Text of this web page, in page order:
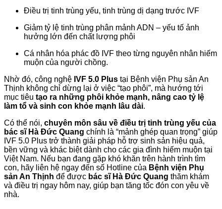
Điều trị tinh trùng yếu, tinh trùng dị dạng trước IVF
Giảm tỷ lệ tinh trùng phân mảnh ADN – yếu tố ảnh
hưởng lớn đến chất lượng phôi
Cá nhân hóa phác đồ IVF theo từng nguyên nhân hiếm
muộn của người chồng.
Nhờ đó, công nghệ IVF 5.0 Plus tại Bệnh viện Phụ sản An
Thịnh không chỉ dừng lại ở việc “tạo phôi”, mà hướng tới
mục tiêu tạo ra những phôi khỏe mạnh, nâng cao tỷ lệ
làm tổ và sinh con khỏe mạnh lâu dài.
Có thể nói, chuyên môn sâu về điều trị tinh trùng yếu của
bác sĩ Hà Đức Quang chính là “mảnh ghép quan trọng” giúp
IVF 5.0 Plus trở thành giải pháp hỗ trợ sinh sản hiệu quả,
bền vững và khác biệt dành cho các gia đình hiếm muộn tại
Việt Nam. Nếu bạn đang gặp khó khăn trên hành trình tìm
con, hãy liên hệ ngay đến số Hotline của Bệnh viện Phụ
sản An Thịnh để được bác sĩ Hà Đức Quang thăm khám
và điều trị ngay hôm nay, giúp bạn tăng tốc đón con yêu về
nhà.